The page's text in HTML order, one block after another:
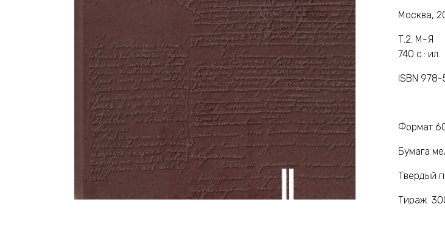
Москва,
Т.2. М-Я
740 с.: ил.
ISBN
Формат
Бумага
Твердый
Тираж